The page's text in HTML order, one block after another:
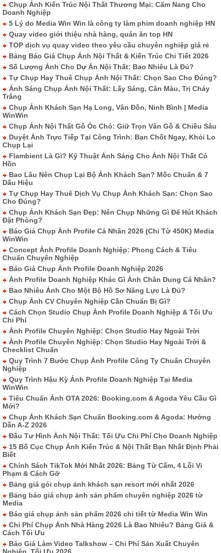
Chụp Ảnh Kiến Trúc Nội Thất Thương Mại: Cẩm Nang Cho
Doanh Nghiệp
5 Lý do Media Win Win là công ty làm phim doanh nghiệp HN
Quay video giới thiệu nhà hàng, quán ăn top HN
TOP dịch vụ quay video theo yêu cầu chuyên nghiệp giá rẻ
Bảng Báo Giá Chụp Ảnh Nội Thất & Kiến Trúc Chi Tiết 2026
Số Lượng Ảnh Cho Dự Án Nội Thất: Bao Nhiêu Là Đủ?
Tự Chụp Hay Thuê Chụp Ảnh Nội Thất: Chọn Sao Cho Đúng?
Ánh Sáng Chụp Ảnh Nội Thất: Lấy Sáng, Cân Màu, Trị Cháy
Trắng
Chụp Ảnh Khách Sạn Hạ Long, Vân Đồn, Ninh Bình | Media
WinWin
Chụp Ảnh Nội Thất Gỗ Óc Chó: Giữ Trọn Vân Gỗ & Chiều Sâu
Duyệt Ảnh Trực Tiếp Tại Công Trình: Bạn Chốt Ngay, Khỏi Lo
Chụp Lại
Flambient Là Gì? Kỹ Thuật Ánh Sáng Cho Ảnh Nội Thất Có
Hồn
Bao Lâu Nên Chụp Lại Bộ Ảnh Khách Sạn? Mốc Chuẩn & 7
Dấu Hiệu
Tự Chụp Hay Thuê Dịch Vụ Chụp Ảnh Khách Sạn: Chọn Sao
Cho Đúng?
Chụp Ảnh Khách Sạn Đẹp: Nên Chụp Những Gì Để Hút Khách
Đặt Phòng?
Báo Giá Chụp Ảnh Profile Cá Nhân 2026 (Chỉ Từ 450K) Media
WinWin
Concept Ảnh Profile Doanh Nghiệp: Phong Cách & Tiêu
Chuẩn Chuyên Nghiệp
Báo Giá Chụp Ảnh Profile Doanh Nghiệp 2026
Ảnh Profile Doanh Nghiệp Khác Gì Ảnh Chân Dung Cá Nhân?
Bao Nhiêu Ảnh Cho Một Bộ Hồ Sơ Năng Lực Là Đủ?
Chụp Ảnh CV Chuyên Nghiệp Cần Chuẩn Bị Gì?
Cách Chọn Studio Chụp Ảnh Profile Doanh Nghiệp & Tối Ưu
Chi Phí
Ảnh Profile Chuyên Nghiệp: Chọn Studio Hay Ngoài Trời
Ảnh Profile Chuyên Nghiệp: Chọn Studio Hay Ngoài Trời &
Checklist Chuẩn
Quy Trình 7 Bước Chụp Ảnh Profile Công Ty Chuẩn Chuyên
Nghiệp
Quy Trình Hậu Kỳ Ảnh Profile Doanh Nghiệp Tại Media
WinWin
Tiêu Chuẩn Ảnh OTA 2026: Booking.com & Agoda Yêu Cầu Gì
Mới?
Chụp Ảnh Khách Sạn Chuẩn Booking.com & Agoda: Hướng
Dẫn A-Z 2026
Đầu Tư Hình Ảnh Nội Thất: Tối Ưu Chi Phí Cho Doanh Nghiệp
15 Bố Cục Chụp Ảnh Kiến Trúc & Nội Thất Bạn Nhất Định Phải
Biết
Chính Sách TikTok Mới Nhất 2026: Bảng Từ Cấm, 4 Lỗi Vi
Phạm & Cách Gỡ
Bảng giá gói chụp ảnh khách sạn resort mới nhất 2026
Bảng báo giá chụp ảnh sản phẩm chuyên nghiệp 2026 từ
Media
Báo giá chụp ảnh sản phẩm 2026 chi tiết từ Media Win Win
Chi Phí Chụp Ảnh Nhà Hàng 2026 Là Bao Nhiêu? Bảng Giá &
Cách Tối Ưu
Báo Giá Làm Video Talkshow – Chi Phí Sản Xuất Chuyên